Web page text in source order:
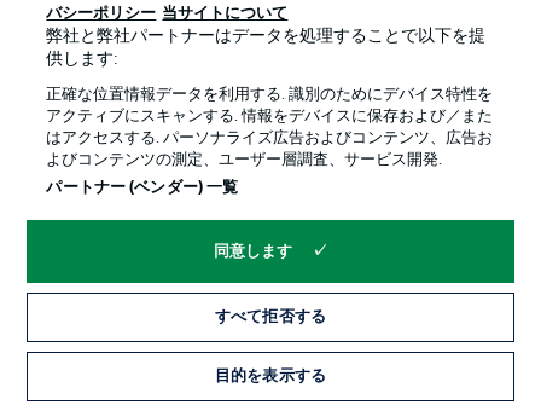
バシーポリシー 当サイトについて
弊社と弊社パートナーはデータを処理することで以下を提
供します:
正確な位置情報データを利用する. 識別のためにデバイス特性を
アクティブにスキャンする. 情報をデバイスに保存および／また
はアクセスする. パーソナライズ広告およびコンテンツ、広告お
よびコンテンツの測定、ユーザー層調査、サービス開発.
パートナー (ベンダー) 一覧
同意します
すべて拒否する
目的を表示する